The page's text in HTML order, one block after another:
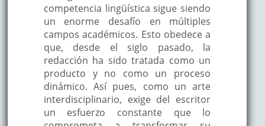
competencia lingüística sigue siendo
un enorme desafío en múltiples
campos académicos. Esto obedece a
que, desde el siglo pasado, la
redacción ha sido tratada como un
producto y no como un proceso
dinámico. Así pues, como un arte
interdisciplinario, exige del escritor
un esfuerzo constante que lo